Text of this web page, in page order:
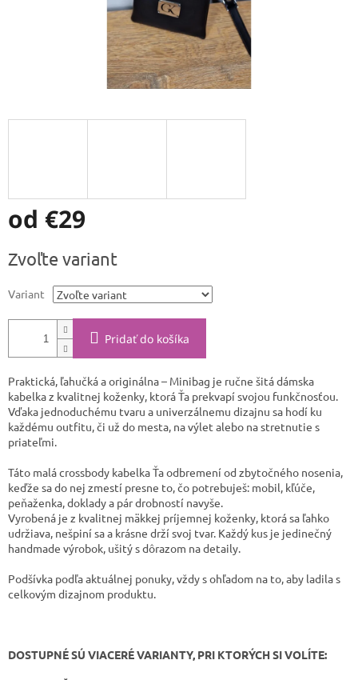
od €29
cena:
Zvoľte variant
Variant
Pridať do košíka
Praktická, ľahučká a originálna – Minibag je ručne šitá dámska
kabelka z kvalitnej koženky, ktorá Ťa prekvapí svojou funkčnosťou.
Vďaka jednoduchému tvaru a univerzálnemu dizajnu sa hodí ku
každému outfitu, či už do mesta, na výlet alebo na stretnutie s
priateľmi.
Táto malá crossbody kabelka Ťa odbremení od zbytočného nosenia,
keďže sa do nej zmestí presne to, čo potrebuješ: mobil, kľúče,
peňaženka, doklady a pár drobností navyše.
Vyrobená je z kvalitnej mäkkej príjemnej koženky, ktorá sa ľahko
udržiava, nešpiní sa a krásne drží svoj tvar. Každý kus je jedinečný
handmade výrobok, ušitý s dôrazom na detaily.
Podšívka podľa aktuálnej ponuky, vždy s ohľadom na to, aby ladila s
celkovým dizajnom produktu.
DOSTUPNÉ SÚ VIACERÉ VARIANTY, PRI KTORÝCH SI VOLÍTE: